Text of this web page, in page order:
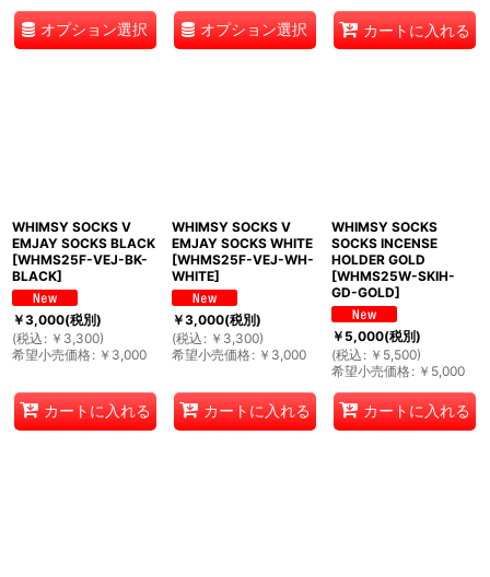
オプション選択 オプション選択 カートに入れる
WHIMSY SOCKS V
EMJAY SOCKS BLACK
[WHMS25F-VEJ-BK-
BLACK]
￥3,000(税別)
(税込 : ￥ 3,300)
希望小売価格: ￥ 3,000
カートに入れる
WHIMSY SOCKS V
EMJAY SOCKS WHITE
[WHMS25F-VEJ-WH-
WHITE]
￥3,000(税別)
(税込 : ￥ 3,300)
希望小売価格: ￥ 3,000
カートに入れる
WHIMSY SOCKS
SOCKS INCENSE
HOLDER GOLD
[WHMS25W-SKIH-
GD-GOLD]
￥5,000(税別)
(税込 : ￥ 5,500)
希望小売価格: ￥ 5,000
カートに入れる